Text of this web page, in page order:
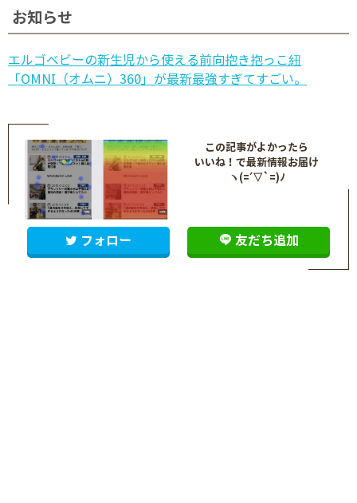
お知らせ
エルゴベビーの新生児から使える前向抱き抱っこ紐
「OMNI（オムニ）360」が最新最強すぎてすごい。
この記事がよかったら
いいね！で最新情報お届け
ヽ(=´▽`=)ﾉ
フォロー 友だち追加